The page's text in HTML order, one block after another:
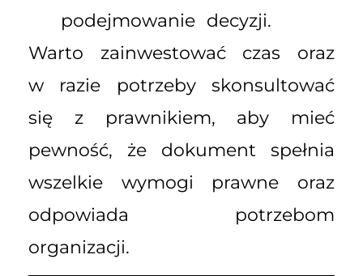
podejmowanie decyzji.
Warto zainwestować czas oraz
w razie potrzeby skonsultować
się z prawnikiem, aby mieć
pewność, że dokument spełnia
wszelkie wymogi prawne oraz
odpowiada potrzebom
organizacji.